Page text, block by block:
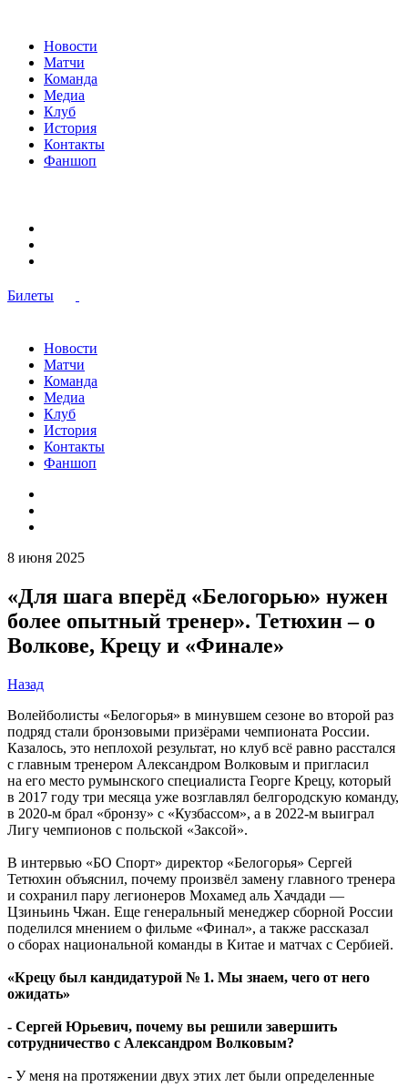
Новости
Матчи
Команда
Медиа
Клуб
История
Контакты
Фаншоп
Билеты
Новости
Матчи
Команда
Медиа
Клуб
История
Контакты
Фаншоп
8 июня 2025
«Для шага вперёд «Белогорью» нужен
более опытный тренер». Тетюхин – о
Волкове, Крецу и «Финале»
Назад
Волейболисты «Белогорья» в минувшем сезоне во второй раз
подряд стали бронзовыми призёрами чемпионата России.
Казалось, это неплохой результат, но клуб всё равно расстался
с главным тренером Александром Волковым и пригласил
на его место румынского специалиста Георге Крецу, который
в 2017 году три месяца уже возглавлял белгородскую команду,
в 2020-м брал «бронзу» с «Кузбассом», а в 2022-м выиграл
Лигу чемпионов с польской «Заксой».
В интервью «БО Спорт» директор «Белогорья» Сергей
Тетюхин объяснил, почему произвёл замену главного тренера
и сохранил пару легионеров Мохамед аль Хачдади —
Цзиньинь Чжан. Еще генеральный менеджер сборной России
поделился мнением о фильме «Финал», а также рассказал
о сборах национальной команды в Китае и матчах с Сербией.
«Крецу был кандидатурой № 1. Мы знаем, чего от него
ожидать»
- Сергей Юрьевич, почему вы решили завершить
сотрудничество с Александром Волковым?
- У меня на протяжении двух этих лет были определенные